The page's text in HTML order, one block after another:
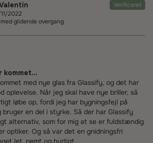
Verificeret
2022
glidende overgang
kommet...
med nye glas fra Glassify, og det har
oplevelse. Når jeg skal have nye briller, så
løbe op, fordi jeg har bygningsfejl på
bruger en del i styrke. Så der har Glassify
alternativ, som for mig at se er fuldstændig
optiker. Og så var det en gnidningsfri
let, nemt og hurtigt.